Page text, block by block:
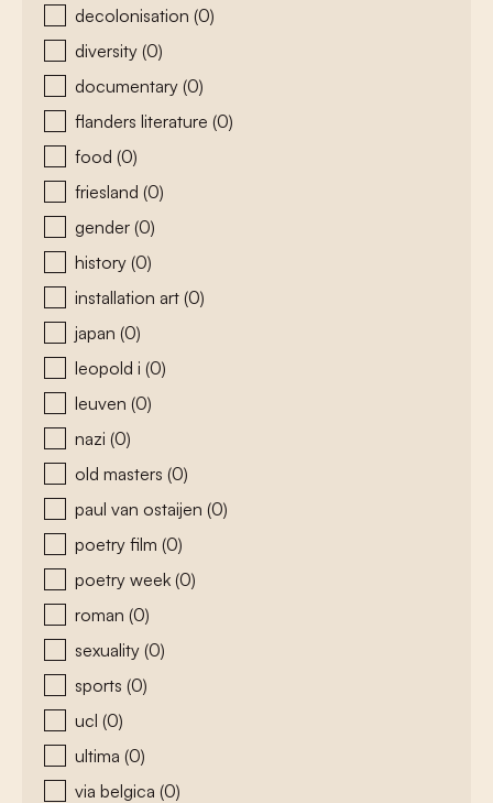
decolonisation (0)
diversity (0)
documentary (0)
flanders literature (0)
food (0)
friesland (0)
gender (0)
history (0)
installation art (0)
japan (0)
leopold i (0)
leuven (0)
nazi (0)
old masters (0)
paul van ostaijen (0)
poetry film (0)
poetry week (0)
roman (0)
sexuality (0)
sports (0)
ucl (0)
ultima (0)
via belgica (0)